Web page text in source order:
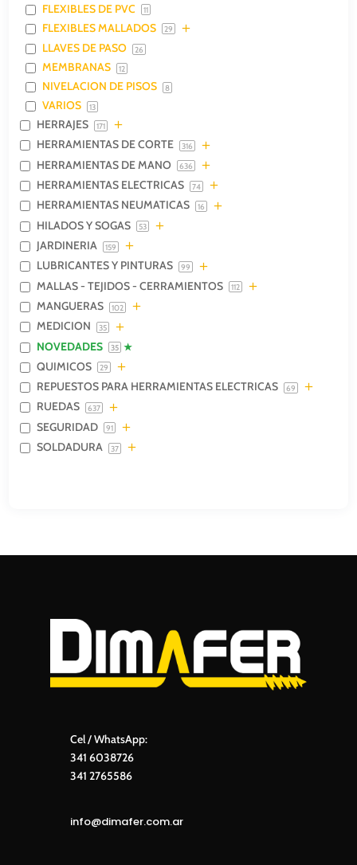
FLEXIBLES DE PVC 11
FLEXIBLES MALLADOS 29
LLAVES DE PASO 26
MEMBRANAS 12
NIVELACION DE PISOS 8
VARIOS 13
HERRAJES 171
HERRAMIENTAS DE CORTE 316
HERRAMIENTAS DE MANO 636
HERRAMIENTAS ELECTRICAS 74
HERRAMIENTAS NEUMATICAS 16
HILADOS Y SOGAS 53
JARDINERIA 159
LUBRICANTES Y PINTURAS 99
MALLAS - TEJIDOS - CERRAMIENTOS 112
MANGUERAS 102
MEDICION 35
NOVEDADES 35
QUIMICOS 29
REPUESTOS PARA HERRAMIENTAS ELECTRICAS 69
RUEDAS 637
SEGURIDAD 91
SOLDADURA 37
Cel / WhatsApp:
341 6038726
341 2765586
info@dimafer.com.ar